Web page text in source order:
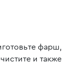
фарш,
и также